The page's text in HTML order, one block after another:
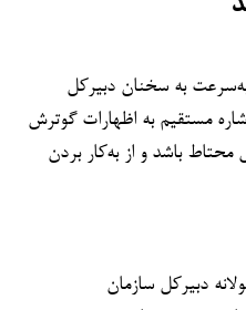
به‌سرعت به سخنان دبیرکل
مستقیم به اظهارات گوترش
محتاط باشد و از به‌کار بردن
دبیرکل سازمان